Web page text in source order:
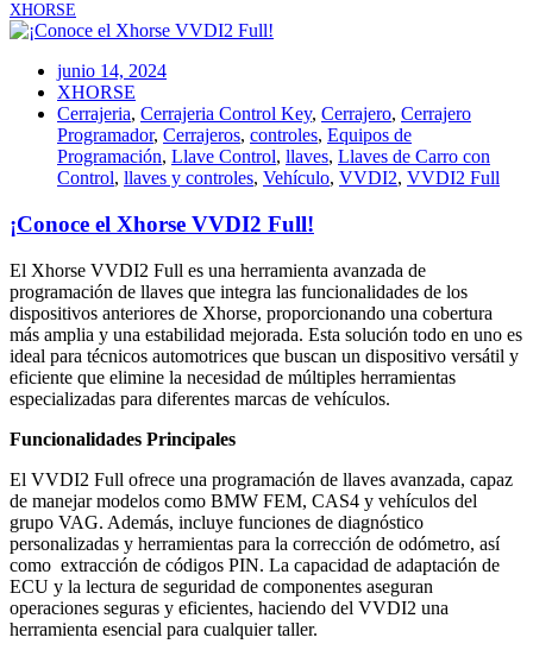
XHORSE
junio 14, 2024
XHORSE
Cerrajeria, Cerrajeria Control Key, Cerrajero, Cerrajero
Programador, Cerrajeros, controles, Equipos de
Programación, Llave Control, llaves, Llaves de Carro con
Control, llaves y controles, Vehículo, VVDI2, VVDI2 Full
¡Conoce el Xhorse VVDI2 Full!
El Xhorse VVDI2 Full es una herramienta avanzada de
programación de llaves que integra las funcionalidades de los
dispositivos anteriores de Xhorse, proporcionando una cobertura
más amplia y una estabilidad mejorada. Esta solución todo en uno es
ideal para técnicos automotrices que buscan un dispositivo versátil y
eficiente que elimine la necesidad de múltiples herramientas
especializadas para diferentes marcas de vehículos.
Funcionalidades Principales
El VVDI2 Full ofrece una programación de llaves avanzada, capaz
de manejar modelos como BMW FEM, CAS4 y vehículos del
grupo VAG. Además, incluye funciones de diagnóstico
personalizadas y herramientas para la corrección de odómetro, así
como extracción de códigos PIN. La capacidad de adaptación de
ECU y la lectura de seguridad de componentes aseguran
operaciones seguras y eficientes, haciendo del VVDI2 una
herramienta esencial para cualquier taller.